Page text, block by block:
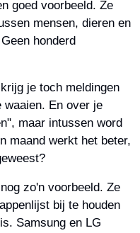
goed voorbeeld. Ze
mensen, dieren en
honderd
je toch meldingen
waaien. En over je
maar intussen word
maand werkt het beter,
zo'n voorbeeld. Ze
bij te houden
Samsung en LG